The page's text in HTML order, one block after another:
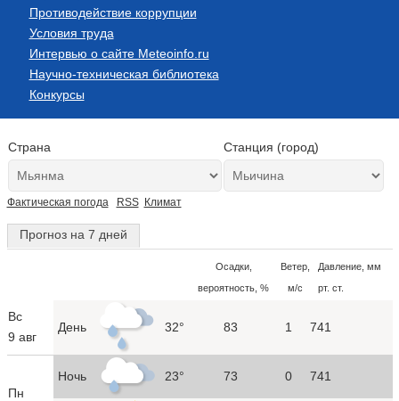
Противодействие коррупции
Условия труда
Интервью о сайте Meteoinfo.ru
Научно-техническая библиотека
Конкурсы
Страна Станция (город)
Фактическая погода RSS Климат
Прогноз на 7 дней
Осадки,
вероятность, %
Ветер,
м/с
Давление, мм
рт. ст.
Вс
9 авг
День 32° 83 1 741
Пн
Ночь 23° 73 0 741